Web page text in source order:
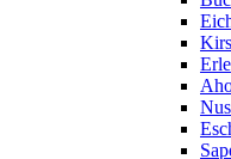
Erle